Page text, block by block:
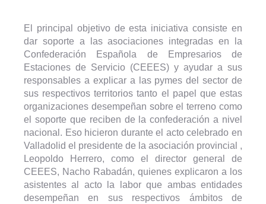
El principal objetivo de esta iniciativa consiste en
dar soporte a las asociaciones integradas en la
Confederación Española de Empresarios de
Estaciones de Servicio (CEEES) y ayudar a sus
responsables a explicar a las pymes del sector de
sus respectivos territorios tanto el papel que estas
organizaciones desempeñan sobre el terreno como
el soporte que reciben de la confederación a nivel
nacional. Eso hicieron durante el acto celebrado en
Valladolid el presidente de la asociación provincial ,
Leopoldo Herrero, como el director general de
CEEES, Nacho Rabadán, quienes explicaron a los
asistentes al acto la labor que ambas entidades
desempeñan en sus respectivos ámbitos de